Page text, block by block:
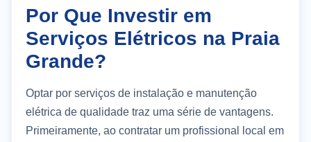
Por Que Investir em
Serviços Elétricos na Praia
Grande?
Optar por serviços de instalação e manutenção
elétrica de qualidade traz uma série de vantagens.
Primeiramente, ao contratar um profissional local em